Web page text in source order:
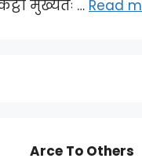
मुख्यतः … Read
Arce To Others